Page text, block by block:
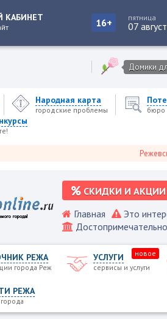
КАБИНЕТ 16+ пятница
07
Домики
Народная карта
городские проблемы бюро
Режевской
СКИДКИ И АКЦИИ
Главная Это
РЕЖА
города Реж
УСЛУГИ
сервисы и услуги
новое
РЕЖА